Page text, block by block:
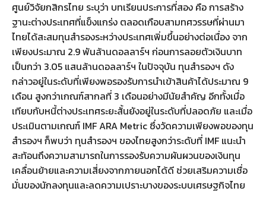
ศูนย์วิจัยกสิกรไทย ระบุว่า บทเรียนประการที่สอง คือ การสร้าง
ฐานะต่างประเทศที่แข็งแกร่ง ตลอดเกือบสามทศวรรษที่ผ่านมา
ไทยได้สะสมทุนสำรองระหว่างประเทศเพิ่มขึ้นอย่างต่อเนื่อง จาก
เพียงประมาณ 2.9 พันล้านดอลลาร์ฯ ก่อนการลอยตัวเงินบาท
เป็นกว่า 3.05 แสนล้านดอลลาร์ฯ ในปัจจุบัน ทุนสำรองฯ ดัง
กล่าวอยู่ในระดับที่เพียงพอรองรับการนำเข้าสินค้าได้ประมาณ 9
เดือน สูงกว่าเกณฑ์สากลที่ 3 เดือนอย่างมีนัยสำคัญ อีกทั้งเมื่อ
เทียบกับหนี้ต่างประเทศระยะสั้นยังอยู่ในระดับที่ปลอดภัย และเมื่อ
ประเมินตามเกณฑ์ IMF ARA Metric ซึ่งวัดความเพียงพอของทุน
สำรองฯ ก็พบว่า ทุนสำรองฯ ของไทยสูงกว่าระดับที่ IMF แนะนำ
สะท้อนถึงความสามารถในการรองรับความผันผวนของเงินทุน
เคลื่อนย้ายและความเสี่ยงจากภายนอกได้ดี ช่วยเสริมความเชื่อ
มั่นของนักลงทุนและลดความเปราะบางของระบบเศรษฐกิจไทย